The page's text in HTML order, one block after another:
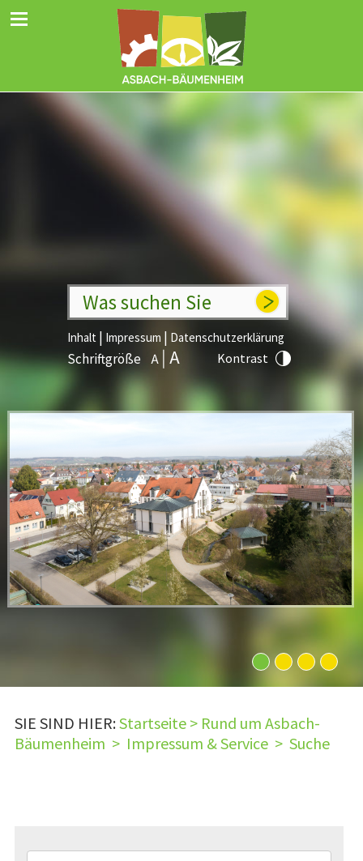
Was suchen Sie
Inhalt | Impressum | Datenschutzerklärung
Schriftgröße Kontrast
SIE SIND HIER:Startseite> Rund um Asbach-
Bäumenheim > Impressum & Service> Suche